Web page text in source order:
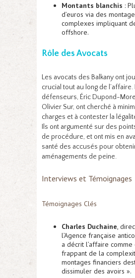
Montants blanchis :
d’euros via des
complexes impliquant
offshore.
Rôle des Avocats
Les avocats des Balkany ont
crucial tout au long de
défenseurs, Éric Dupond-
Olivier Sur, ont cherché à
charges et à contester la
Ils ont argumenté sur des
de procédure, et ont mis en
santé des accusés pour
aménagements de peine.
Interviews et Témoignages
Témoignages Clés
Charles Duchaine,
l’Agence française
a décrit l’affaire
frappant de la
montages financiers
dissimuler des avoirs ».